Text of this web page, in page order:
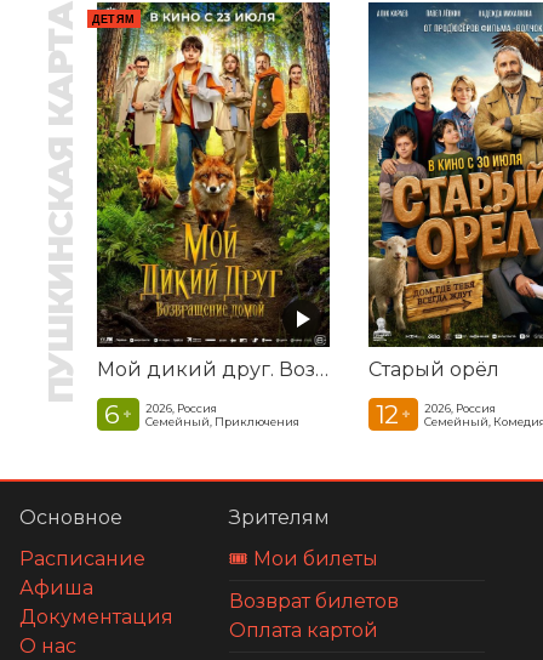
ПУШКИНСКАЯ КАРТА ДЕТЯМ
Мой дикий друг. Возвращение домой
6 +
2026, Россия
Семейный, Приключения
Старый орёл
12 +
2026, Россия
Семейный,
Основное
Расписание
Афиша
Документация
О нас
Зрителям
🎟️ Мои билеты
Возврат билетов
Оплата картой